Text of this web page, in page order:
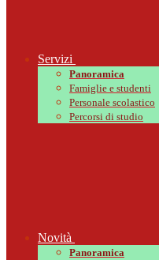
Servizi
Panoramica
Famiglie e studenti
Personale scolastico
Percorsi di studio
Novità
Panoramica